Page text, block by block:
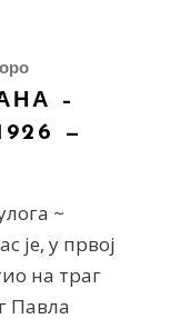
–
—
~
у првој
на траг
Павла